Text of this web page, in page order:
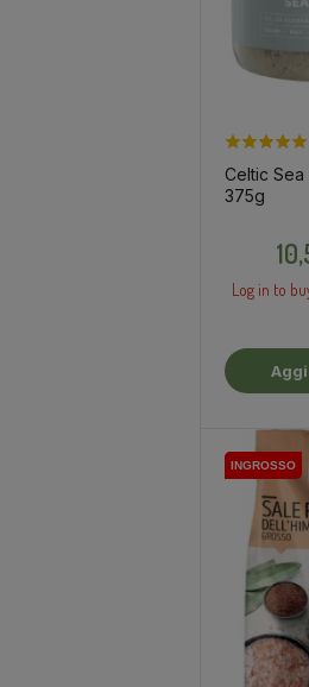
Celtic Sea
375g
Log in to
INGROSSO
INGROSSO